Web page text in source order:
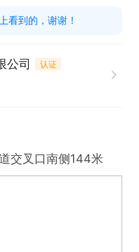
上看到的，谢谢！
公司 认证
交叉口南侧144米